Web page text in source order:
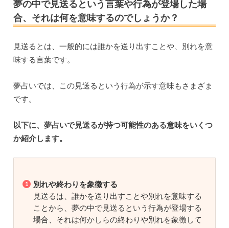
夢の中で見送るという言葉や行為が登場した場
合、それは何を意味するのでしょうか？
見送るとは、一般的には誰かを送り出すことや、別れを意
味する言葉です。
夢占いでは、この見送るという行為が示す意味もさまざま
です。
以下に、夢占いで見送るが持つ可能性のある意味をいくつ
か紹介します。
別れや終わりを象徴する
見送るは、誰かを送り出すことや別れを意味する
ことから、夢の中で見送るという行為が登場する
場合、それは何かしらの終わりや別れを象徴して